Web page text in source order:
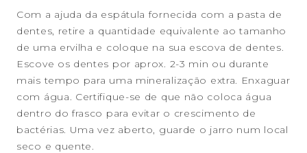
Com a ajuda da espátula fornecida com a pasta de
dentes, retire a quantidade equivalente ao tamanho
de uma ervilha e coloque na sua escova de dentes.
Escove os dentes por aprox. 2-3 min ou durante
mais tempo para uma mineralização extra. Enxaguar
com água. Certifique-se de que não coloca água
dentro do frasco para evitar o crescimento de
bactérias. Uma vez aberto, guarde o jarro num local
seco e quente.